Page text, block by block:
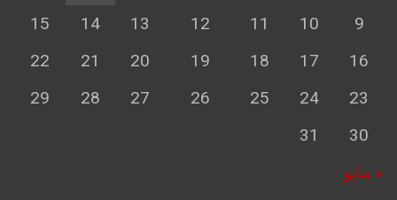
9
10
11
12
13
14
15
16
17
18
19
20
21
22
23
24
25
26
27
28
29
30
31
« مايو